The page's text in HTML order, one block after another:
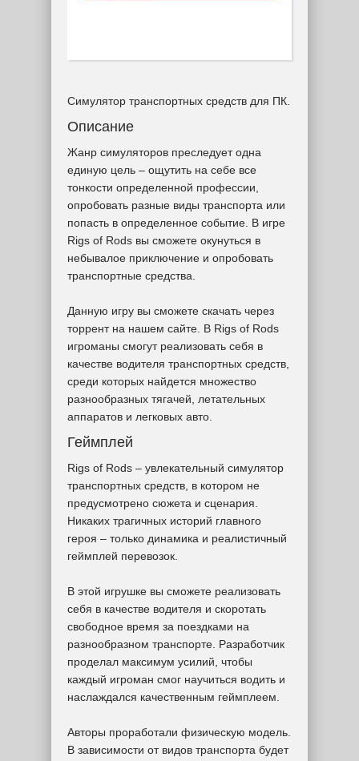
Симулятор транспортных средств для ПК.
Описание
Жанр симуляторов преследует одна
единую цель – ощутить на себе все
тонкости определенной профессии,
опробовать разные виды транспорта или
попасть в определенное событие. В игре
Rigs of Rods вы сможете окунуться в
небывалое приключение и опробовать
транспортные средства.
Данную игру вы сможете скачать через
торрент на нашем сайте. В Rigs of Rods
игроманы смогут реализовать себя в
качестве водителя транспортных средств,
среди которых найдется множество
разнообразных тягачей, летательных
аппаратов и легковых авто.
Геймплей
Rigs of Rods – увлекательный симулятор
транспортных средств, в котором не
предусмотрено сюжета и сценария.
Никаких трагичных историй главного
героя – только динамика и реалистичный
геймплей перевозок.
В этой игрушке вы сможете реализовать
себя в качестве водителя и скоротать
свободное время за поездками на
разнообразном транспорте. Разработчик
проделал максимум усилий, чтобы
каждый игроман смог научиться водить и
наслаждался качественным геймплеем.
Авторы проработали физическую модель.
В зависимости от видов транспорта будет